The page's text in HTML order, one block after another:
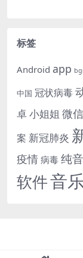
标签
Android app
中国 冠状病毒
卓小姐姐 微信
案 新冠肺炎
疫情 病毒 纯
软件音